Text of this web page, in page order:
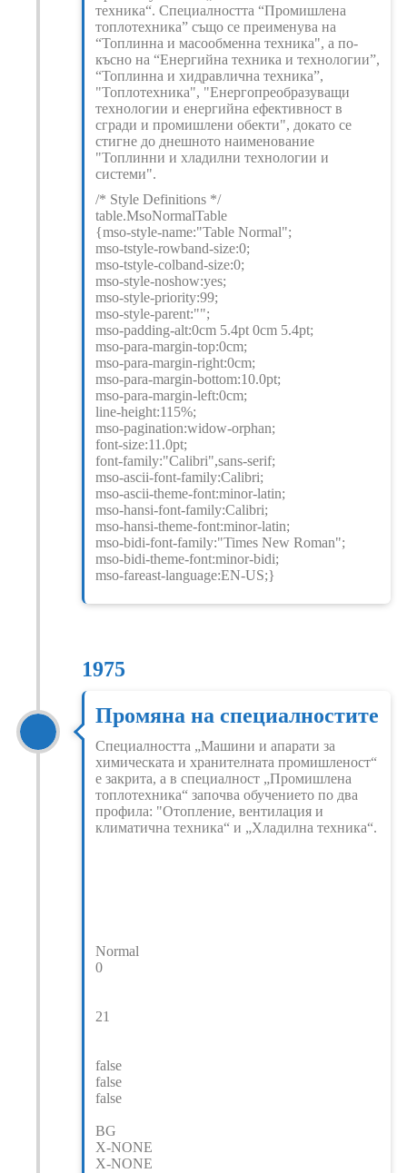
техника“. Специалността “Промишлена
топлотехника” също се преименува на
“Топлинна и масообменна техника", а по-
късно на “Енергийна техника и технологии”,
“Топлинна и хидравлична техника”,
"Топлотехника", "Енергопреобразуващи
технологии и енергийна ефективност в
сгради и промишлени обекти", докато се
стигне до днешното наименование
"Топлинни и хладилни технологии и
системи".
/* Style Definitions */
table.MsoNormalTable
{mso-style-name:"Table Normal";
mso-tstyle-rowband-size:0;
mso-tstyle-colband-size:0;
mso-style-noshow:yes;
mso-style-priority:99;
mso-style-parent:"";
mso-padding-alt:0cm 5.4pt 0cm 5.4pt;
mso-para-margin-top:0cm;
mso-para-margin-right:0cm;
mso-para-margin-bottom:10.0pt;
mso-para-margin-left:0cm;
line-height:115%;
mso-pagination:widow-orphan;
font-size:11.0pt;
font-family:"Calibri",sans-serif;
mso-ascii-font-family:Calibri;
mso-ascii-theme-font:minor-latin;
mso-hansi-font-family:Calibri;
mso-hansi-theme-font:minor-latin;
mso-bidi-font-family:"Times New Roman";
mso-bidi-theme-font:minor-bidi;
mso-fareast-language:EN-US;}
1975
Промяна на специалностите
Специалността „Машини и апарати за
химическата и хранителната промишленост“
е закрита, а в специалност „Промишлена
топлотехника“ започва обучението по два
профила: "Отопление, вентилация и
климатична техника“ и „Хладилна техника“.
Normal
0
21
false
false
false
BG
X-NONE
X-NONE